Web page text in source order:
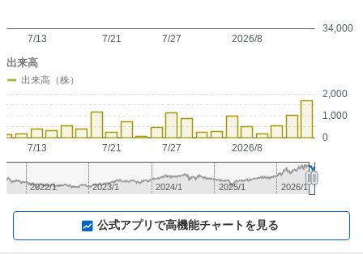
34,000
2026/8
7/13 7/21 7/27
0
1,000
2,000
2026/8
7/13 7/21 7/27
出来高
出来高（株）
2023/1 2025/1
2022/1 2024/1 2026/1
公式アプリで高機能チャートを見る